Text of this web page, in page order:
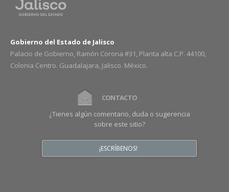
Gobierno del Estado de Jalisco
Palacio de Gobierno, Ramón Corona #31, Planta alta C.P. 44100,
Colonia Centro. Guadalajara, Jalisco. México.
CONTACTO
¿Tienes algún comentario, duda o sugerencia
sobre este sitio?
¡ESCRÍBENOS!